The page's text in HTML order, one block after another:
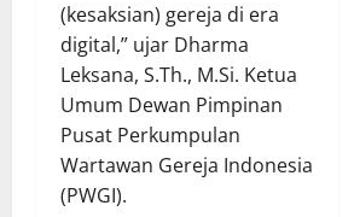
(kesaksian) gereja di era
digital,” ujar Dharma
Leksana, S.Th., M.Si. Ketua
Umum Dewan Pimpinan
Pusat Perkumpulan
Wartawan Gereja Indonesia
(PWGI).